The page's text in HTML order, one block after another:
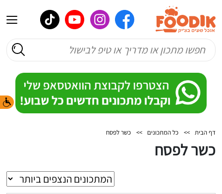
דף הבית >> כל המתכונים >> כשר לפסח
כשר לפסח